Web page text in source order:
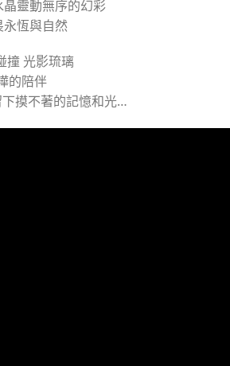
靈動無序的幻彩
恆與自然
撞 光影琉璃
的陪伴
摸不著的記憶和光…